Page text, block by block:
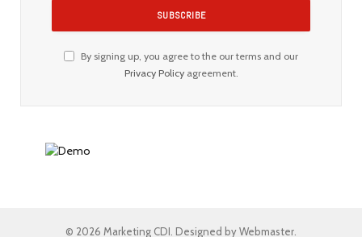
By signing up, you agree to the our terms and our
Privacy Policyagreement.
© 2026 Marketing CDI. Designed by Webmaster.